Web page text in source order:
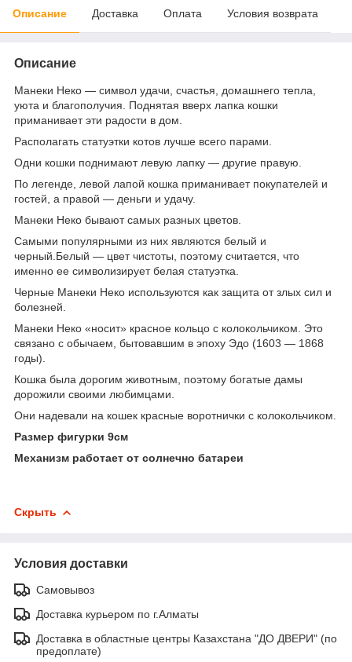
Описание Доставка Оплата Условия возврата
Описание
Манеки Неко — символ удачи, счастья, домашнего тепла,
уюта и благополучия. Поднятая вверх лапка кошки
приманивает эти радости в дом.
Располагать статуэтки котов лучше всего парами.
Одни кошки поднимают левую лапку — другие правую.
По легенде, левой лапой кошка приманивает покупателей и
гостей, а правой — деньги и удачу.
Манеки Неко бывают самых разных цветов.
Самыми популярными из них являются белый и
черный.Белый — цвет чистоты, поэтому считается, что
именно ее символизирует белая статуэтка.
Черные Манеки Неко используются как защита от злых сил и
болезней.
Манеки Неко «носит» красное кольцо с колокольчиком. Это
связано с обычаем, бытовавшим в эпоху Эдо (1603 — 1868
годы).
Кошка была дорогим животным, поэтому богатые дамы
дорожили своими любимцами.
Они надевали на кошек красные воротнички с колокольчиком.
Размер фигурки 9см
Механизм работает от солнечно батареи
Скрыть
Условия доставки
Самовывоз
Доставка курьером по г.Алматы
Доставка в областные центры Казахстана "ДО ДВЕРИ" (по
предоплате)